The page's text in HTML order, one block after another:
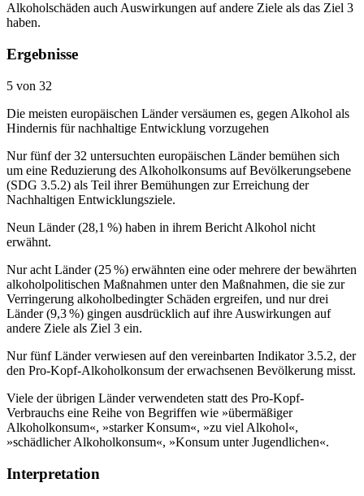
Alkoholschäden auch Auswirkungen auf andere Ziele als das Ziel 3
haben.
Ergebnisse
5 von 32
Die meisten europäischen Länder versäumen es, gegen Alkohol als
Hindernis für nachhaltige Entwicklung vorzugehen
Nur fünf der 32 untersuchten europäischen Länder bemühen sich
um eine Reduzierung des Alkoholkonsums auf Bevölkerungsebene
(SDG 3.5.2) als Teil ihrer Bemühungen zur Erreichung der
Nachhaltigen Entwicklungsziele.
Neun Länder (28,1 %) haben in ihrem Bericht Alkohol nicht
erwähnt.
Nur acht Länder (25 %) erwähnten eine oder mehrere der bewährten
alkoholpolitischen Maßnahmen unter den Maßnahmen, die sie zur
Verringerung alkoholbedingter Schäden ergreifen, und nur drei
Länder (9,3 %) gingen ausdrücklich auf ihre Auswirkungen auf
andere Ziele als Ziel 3 ein.
Nur fünf Länder verwiesen auf den vereinbarten Indikator 3.5.2, der
den Pro-Kopf-Alkoholkonsum der erwachsenen Bevölkerung misst.
Viele der übrigen Länder verwendeten statt des Pro-Kopf-
Verbrauchs eine Reihe von Begriffen wie »übermäßiger
Alkoholkonsum«, »starker Konsum«, »zu viel Alkohol«,
»schädlicher Alkoholkonsum«, »Konsum unter Jugendlichen«.
Interpretation